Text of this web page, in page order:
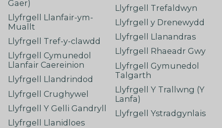
Gaer)
Llyfrgell Llanfair-ym-
Muallt
Llyfrgell Tref-y-clawdd
Llyfrgell Cymunedol
Llanfair Caereinion
Llyfrgell Llandrindod
Llyfrgell Crughywel
Llyfrgell Y Gelli Gandryll
Llyfrgell Llanidloes
Llyfrgell Trefaldwyn
Llyfrgell y Drenewydd
Llyfrgell Llanandras
Llyfrgell Rhaeadr Gwy
Llyfrgell Gymunedol
Talgarth
Llyfrgell Y Trallwng (Y
Lanfa)
Llyfrgell Ystradgynlais